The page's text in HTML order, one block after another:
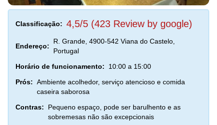
Classificação: 4,5/5 (423 Review by google)
Endereço:
R. Grande, 4900-542 Viana do Castelo,
Portugal
Horário de funcionamento:
10:00 a 15:00
Prós: Ambiente acolhedor, serviço atencioso e comida
caseira saborosa
Contras:
Pequeno espaço, pode ser barulhento e as
sobremesas não são excepcionais